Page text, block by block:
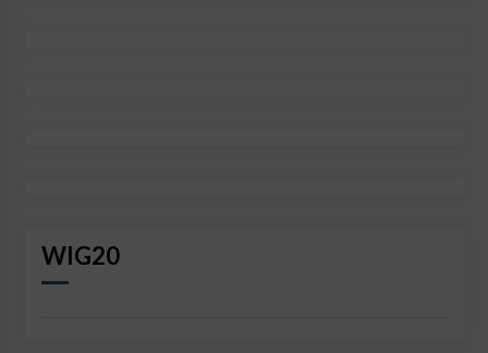
WIG20